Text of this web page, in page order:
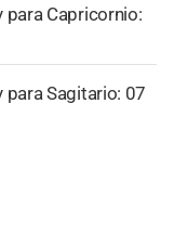
Capricornio:
Sagitario: 07